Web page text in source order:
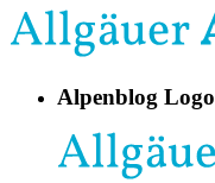
Alpenblog Logo